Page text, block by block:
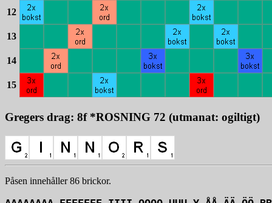
12
13
14
15
Gregers drag: 8f *ROSNING 72 (utmanat: ogiltigt)
Påsen innehåller 86 brickor.